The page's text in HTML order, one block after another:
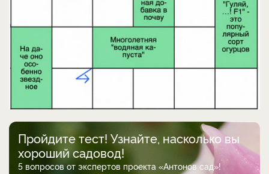
Пройдите тест! Узнайте, насколько вы
хороший садовод!
5 вопросов от экспертов проекта «Антонов сад»!